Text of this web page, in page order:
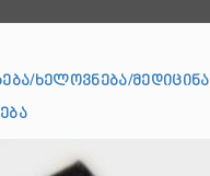
ხელოვნება/მედიცინა